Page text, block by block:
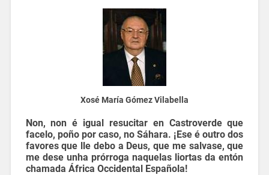
Xosé María Gómez Vilabella
Non, non é igual resucitar en Castroverde que
facelo, poño por caso, no Sáhara. ¡Ese é outro dos
favores que lle debo a Deus, que me salvase, que
me dese unha prórroga naquelas liortas da entón
chamada África Occidental Española!